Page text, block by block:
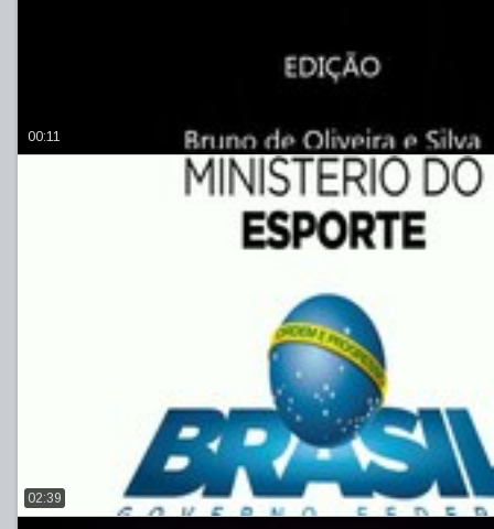
00:11
02:39